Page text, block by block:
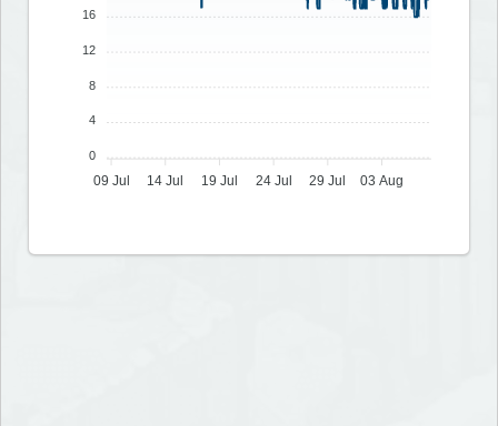
16
12
8
4
0
09 Jul 14 Jul 19 Jul 24 Jul 29 Jul 03 Aug